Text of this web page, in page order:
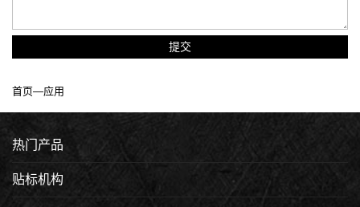
提交
首页—应用
热门产品
贴标机构